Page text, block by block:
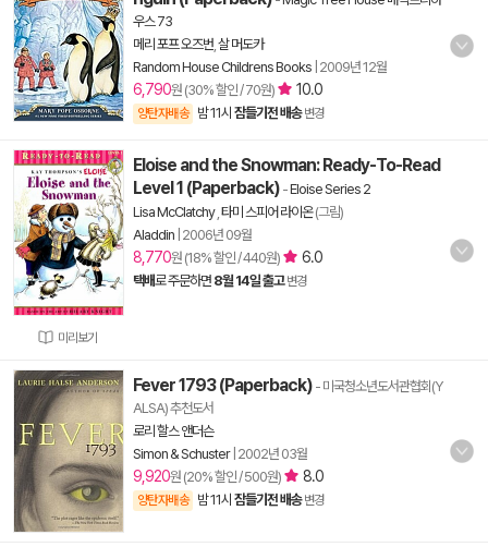
우스 73
메리 포프 오즈번 살 머도카
Random House Childrens Books 2009년 12월
6,790원 (30% 할인 / 70원) 10.0
양탄자배송 밤 11시 잠들기전 배송 변경
미리보기
Eloise and the Snowman: Ready-To-Read
Level 1 (Paperback) -Eloise Series 2
Lisa McClatchy, 타미 스피어 라이온(그림)
Aladdin 2006년 09월
8,770원 (18% 할인 / 440원) 6.0
택배로 주문하면 8월 14일 출고 변경
Fever 1793 (Paperback) - 미국청소년도서관협회(Y
ALSA) 추천도서
로리 할스 앤더슨
Simon & Schuster| 2002년 03월
9,920원 (20% 할인 / 500원) 8.0
양탄자배송 밤 11시 잠들기전 배송 변경